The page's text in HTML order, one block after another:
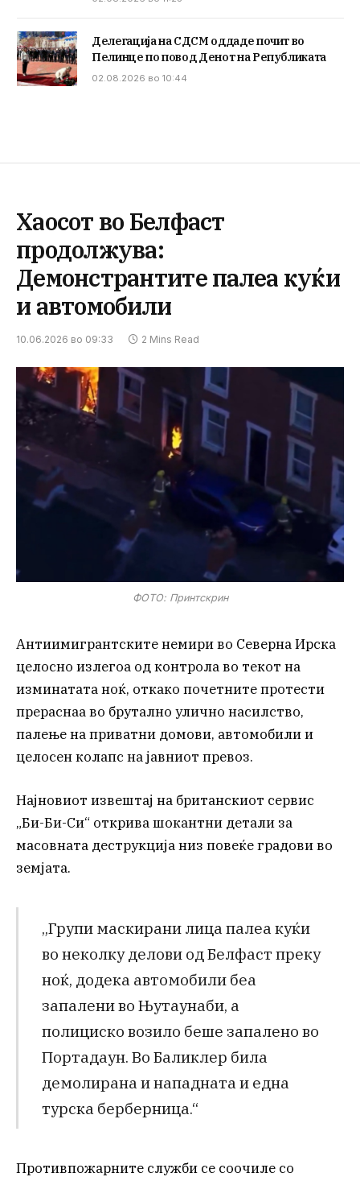
Делегација на СДСМ оддаде почит во
Пелинце по повод Денот на Републиката
02.08.2026 во 10:44
Хаосот во Белфаст
продолжува:
Демонстрантите палеа куќи
и автомобили
10.06.2026 во 09:33 2 Mins Read
ФОТО: Принтскрин
Антиимигрантските немири во Северна Ирска
целосно излегоа од контрола во текот на
изминатата ноќ, откако почетните протести
прераснаа во брутално улично насилство,
палење на приватни домови, автомобили и
целосен колапс на јавниот превоз.
Најновиот извештај на британскиот сервис
„Би-Би-Си“ открива шокантни детали за
масовната деструкција низ повеќе градови во
земјата.
„Групи маскирани лица палеа куќи
во неколку делови од Белфаст преку
ноќ, додека автомобили беа
запалени во Њутаунаби, а
полициско возило беше запалено во
Портадаун. Во Баликлер била
демолирана и нападната и една
турска берберница.“
Противпожарните служби се соочиле со